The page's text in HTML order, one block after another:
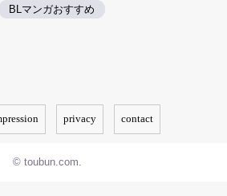
BLマンガおすすめ
privacy contact
© toubun.com.